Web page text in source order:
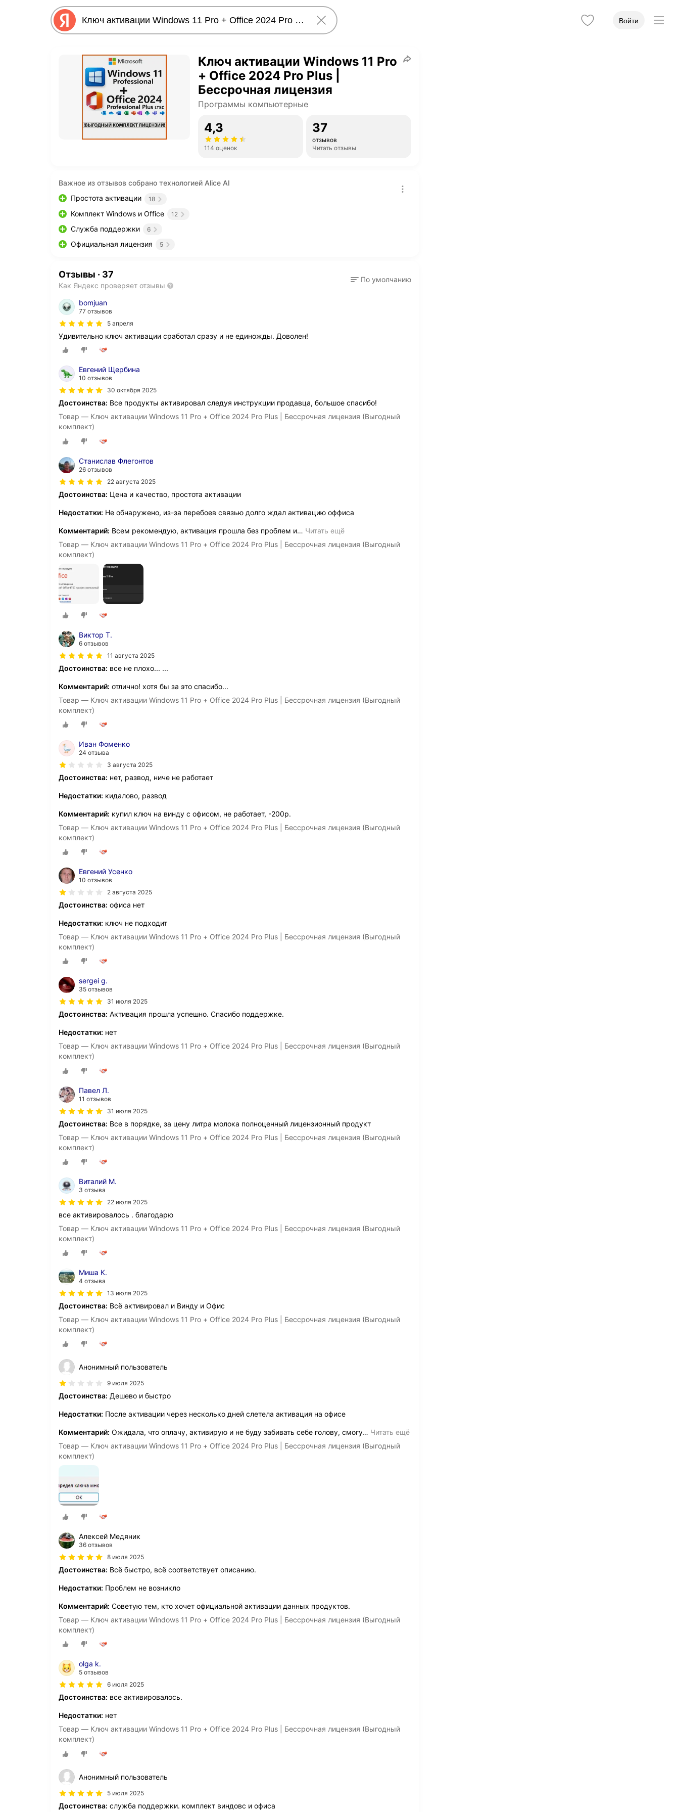
Войти
Ключ активации Windows 11 Pro
+ Office 2024 Pro Plus |
Бессрочная лицензия
Программы компьютерные
4,3
114 оценок
37
отзывов
Читать отзывы
Важное из отзывов собрано технологией Alice AI
Простота активации
18
Комплект Windows и Office 12
Служба поддержки 6
Официальная лицензия 5
Отзывы · 37
Как Яндекс проверяет отзывы
По умолчанию
bomjuan
77 отзывов
5 апреля
Удивительно ключ активации сработал сразу и не единожды. Доволен!
Евгений Щербина
10 отзывов
30 октября 2025
Достоинства: Все продукты активировал следуя инструкции продавца, большое спасибо!
Товар — Ключ активации Windows 11 Pro + Office 2024 Pro Plus | Бессрочная лицензия (Выгодный
комплект)
Станислав Флегонтов
26 отзывов
22 августа 2025
Достоинства: Цена и качество, простота активации
Недостатки: Не обнаружено, из-за перебоев связью долго ждал активацию оффиса
Комментарий: Всем рекомендую, активация прошла без проблем и… Читать ещё
Товар — Ключ активации Windows 11 Pro + Office 2024 Pro Plus | Бессрочная лицензия (Выгодный
комплект)
Виктор Т.
6 отзывов
11 августа 2025
Достоинства: все не плохо... ...
Комментарий: отлично! хотя бы за это спасибо...
Товар — Ключ активации Windows 11 Pro + Office 2024 Pro Plus | Бессрочная лицензия (Выгодный
комплект)
Иван Фоменко
24 отзыва
3 августа 2025
Достоинства: нет, развод, ниче не работает
Недостатки: кидалово, развод
Комментарий: купил ключ на винду с офисом, не работает, -200р.
Товар — Ключ активации Windows 11 Pro + Office 2024 Pro Plus | Бессрочная лицензия (Выгодный
комплект)
Евгений Усенко
10 отзывов
2 августа 2025
Достоинства: офиса нет
Недостатки: ключ не подходит
Товар — Ключ активации Windows 11 Pro + Office 2024 Pro Plus | Бессрочная лицензия (Выгодный
комплект)
sergei g.
35 отзывов
31 июля 2025
Достоинства: Активация прошла успешно. Спасибо поддержке.
Недостатки: нет
Товар — Ключ активации Windows 11 Pro + Office 2024 Pro Plus | Бессрочная лицензия (Выгодный
комплект)
Павел Л.
11 отзывов
31 июля 2025
Достоинства: Все в порядке, за цену литра молока полноценный лицензионный продукт
Товар — Ключ активации Windows 11 Pro + Office 2024 Pro Plus | Бессрочная лицензия (Выгодный
комплект)
Виталий М.
3 отзыва
22 июля 2025
все активировалось . благодарю
Товар — Ключ активации Windows 11 Pro + Office 2024 Pro Plus | Бессрочная лицензия (Выгодный
комплект)
Миша К.
4 отзыва
13 июля 2025
Достоинства: Всё активировал и Винду и Офис
Товар — Ключ активации Windows 11 Pro + Office 2024 Pro Plus | Бессрочная лицензия (Выгодный
комплект)
Анонимный пользователь
9 июля 2025
Достоинства: Дешево и быстро
Недостатки: После активации через несколько дней слетела активация на офисе
Комментарий: Ожидала, что оплачу, активирую и не буду забивать себе голову, смогу… Читать ещё
Товар — Ключ активации Windows 11 Pro + Office 2024 Pro Plus | Бессрочная лицензия (Выгодный
комплект)
Алексей Медяник
36 отзывов
8 июля 2025
Достоинства: Всё быстро, всё соответствует описанию.
Недостатки: Проблем не возникло
Комментарий: Советую тем, кто хочет официальной активации данных продуктов.
Товар — Ключ активации Windows 11 Pro + Office 2024 Pro Plus | Бессрочная лицензия (Выгодный
комплект)
olga k.
5 отзывов
6 июля 2025
Достоинства: все активировалось.
Недостатки: нет
Товар — Ключ активации Windows 11 Pro + Office 2024 Pro Plus | Бессрочная лицензия (Выгодный
комплект)
Анонимный пользователь
5 июля 2025
Достоинства: служба поддержки. комплект виндовс и офиса